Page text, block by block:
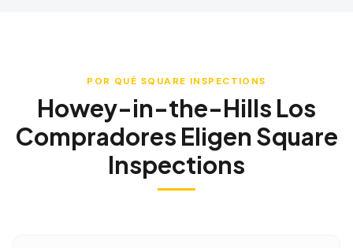
POR QUÉ SQUARE INSPECTIONS
Howey-in-the-Hills Los
Compradores Eligen Square
Inspections